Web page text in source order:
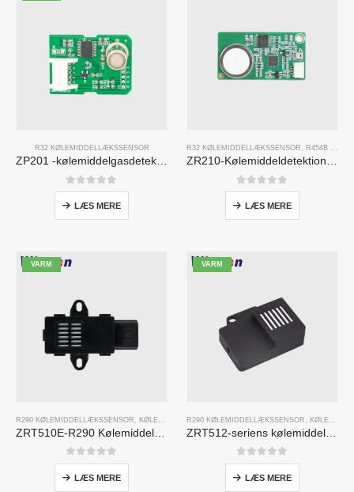
R32 KØLEMIDDELLÆKSSENSOR
0ud af 5
LÆS MERE
R32 KØLEMIDDELLÆKSSENSOR R454B KØLEMIDDELLÆKSSENSOR
0ud af 5
LÆS MERE
VARM
R290 KØLEMIDDELLÆKSSENSOR KØLEMIDDELGASSENSOR
0ud af 5
LÆS MERE
VARM
R290 KØLEMIDDELLÆKSSENSOR KØLEMIDDELGASSENSOR
0ud af 5
LÆS MERE